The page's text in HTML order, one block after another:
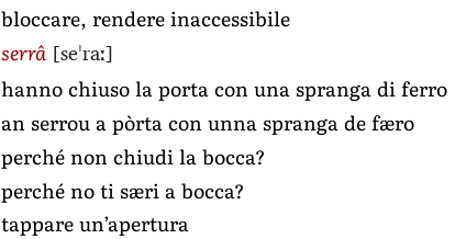
bloccare, rendere inaccessibile
serrâ [seˈraː]
hanno chiuso la porta con una spranga di ferro
an serrou a pòrta con unna spranga de færo
perché non chiudi la bocca?
perché no ti særi a bocca?
tappare un’apertura